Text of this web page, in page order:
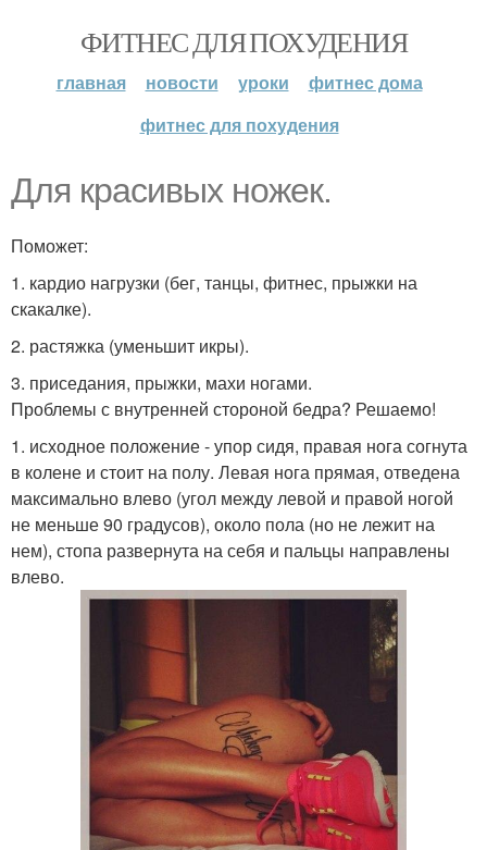
ФИТНЕС ДЛЯ ПОХУДЕНИЯ
главная новости уроки
фитнес дома
фитнес для похудения
Для красивых ножек.
Поможет:
1. кардио нагрузки (бег, танцы, фитнес, прыжки на
скакалке).
2. растяжка (уменьшит икры).
3. приседания, прыжки, махи ногами.
Проблемы с внутренней стороной бедра? Решаемо!
1. исходное положение - упор сидя, правая нога согнута
в колене и стоит на полу. Левая нога прямая, отведена
максимально влево (угол между левой и правой ногой
не меньше 90 градусов), около пола (но не лежит на
нем), стопа развернута на себя и пальцы направлены
влево.